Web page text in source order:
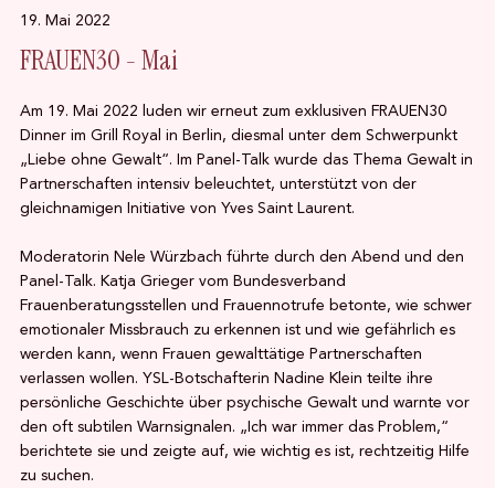
19. Mai 2022
FRAUEN30 - Mai
Am 19. Mai 2022 luden wir erneut zum exklusiven FRAUEN30
Dinner im Grill Royal in Berlin, diesmal unter dem Schwerpunkt
„Liebe ohne Gewalt“. Im Panel-Talk wurde das Thema Gewalt in
Partnerschaften intensiv beleuchtet, unterstützt von der
gleichnamigen Initiative von Yves Saint Laurent.
Moderatorin Nele Würzbach führte durch den Abend und den
Panel-Talk. Katja Grieger vom Bundesverband
Frauenberatungsstellen und Frauennotrufe betonte, wie schwer
emotionaler Missbrauch zu erkennen ist und wie gefährlich es
werden kann, wenn Frauen gewalttätige Partnerschaften
verlassen wollen. YSL-Botschafterin Nadine Klein teilte ihre
persönliche Geschichte über psychische Gewalt und warnte vor
den oft subtilen Warnsignalen. „Ich war immer das Problem,“
berichtete sie und zeigte auf, wie wichtig es ist, rechtzeitig Hilfe
zu suchen.